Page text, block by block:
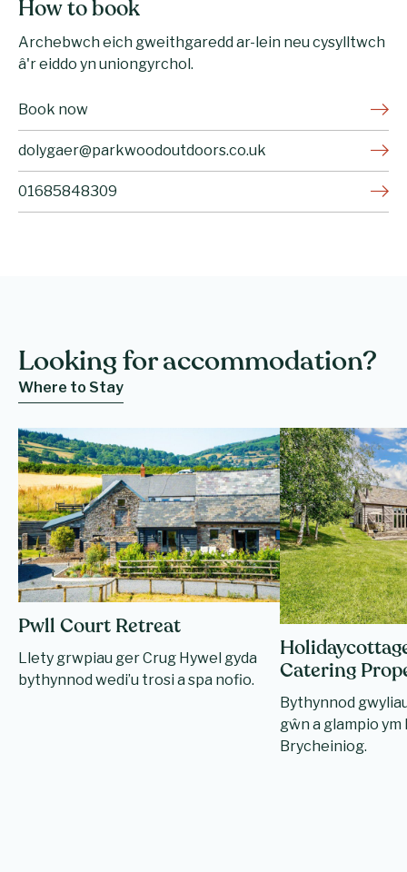
How to book
Archebwch eich gweithgaredd ar-lein neu cysylltwch
â'r eiddo yn uniongyrchol.
Book now
dolygaer@parkwoodoutdoors.co.uk
01685848309
Looking for accommodation?
Where to Stay
Pwll Court Retreat
Llety grwpiau ger Crug Hywel gyda
bythynnod wedi’u trosi a spa nofio.
Catering
Bythynnod
gŵn a glampio ym
Brycheiniog.